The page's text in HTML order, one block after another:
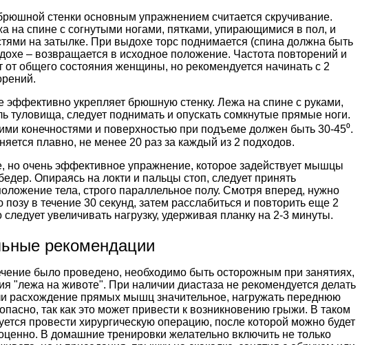
стенки основным упражнением считается скручивание.
на спине с согнутыми ногами, пятками, упирающимися в пол, и
на затылке. При выдохе торс поднимается (спина должна быть
– возвращается в исходное положение. Частота повторений и
от общего состояния женщины, но рекомендуется начинать с 2
эффективно укрепляет брюшную стенку. Лежа на спине с руками,
туловища, следует поднимать и опускать сомкнутые прямые ноги.
конечностями и поверхностью при подъеме должен быть 30-45⁰.
плавно, не менее 20 раз за каждый из 2 подходов.
но очень эффективное упражнение, которое задействует мышцы
Опираясь на локти и пальцы стоп, следует принять
тела, строго параллельное полу. Смотря вперед, нужно
позу в течение 30 секунд, затем расслабиться и повторить еще 2
увеличивать нагрузку, удерживая планку на 2-3 минуты.
рекомендации
было проведено, необходимо быть осторожным при занятиях,
"лежа на животе". При наличии диастаза не рекомендуется делать
расхождение прямых мышц значительное, нагружать переднюю
так как это может привести к возникновению грыжи. В таком
провести хирургическую операцию, после которой можно будет
В домашние тренировки желательно включить не только